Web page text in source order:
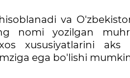
va
nomi yozilgan
xususiyatlarini
ega bo'lishi